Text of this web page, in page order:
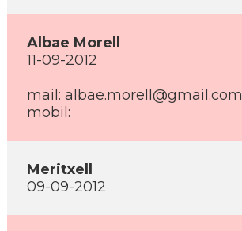
Albae Morell
11-09-2012
mail: albae.morell@gmail.com
mobil:
Meritxell
09-09-2012